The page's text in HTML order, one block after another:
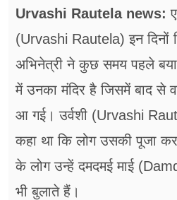
Urvashi Rautela news:
(Urvashi Rautela) इन दिनों
अभिनेत्री ने कुछ समय पहले
में उनका मंदिर है जिसमें बाद से
आ गई। उर्वशी (Urvashi
कहा था कि लोग उसकी पूजा
के लोग उन्हें दमदमई माई
भी बुलाते हैं।